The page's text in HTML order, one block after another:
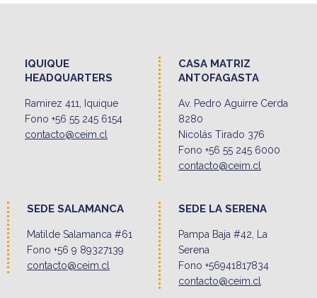
IQUIQUE
HEADQUARTERS
Ramirez 411, Iquique
Fono +56 55 245 6154
contacto@ceim.cl
CASA MATRIZ
ANTOFAGASTA
Av. Pedro Aguirre Cerda
8280
Nicolás Tirado 376
Fono +56 55 245 6000
contacto@ceim.cl
SEDE SALAMANCA
Matilde Salamanca #61
Fono +56 9 89327139
contacto@ceim.cl
SEDE LA SERENA
Pampa Baja #42, La
Serena
Fono +56941817834
contacto@ceim.cl